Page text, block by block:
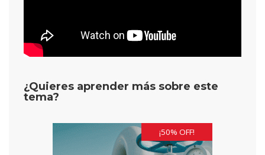
¿Quieres aprender más sobre este
tema?
¡50% OFF!